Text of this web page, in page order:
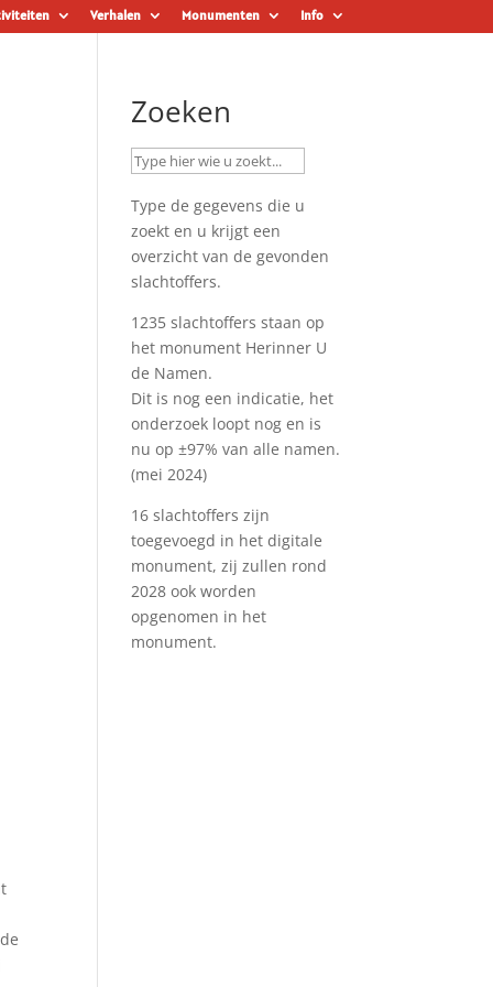
Verhalen Monumenten Info
Zoeken
Type de gegevens die u
zoekt en u krijgt een
overzicht van de gevonden
slachtoffers.
1235 slachtoffers staan op
het monument Herinner U
de Namen.
Dit is nog een indicatie, het
onderzoek loopt nog en is
nu op ±97% van alle namen.
(mei 2024)
16 slachtoffers zijn
toegevoegd in het digitale
monument, zij zullen rond
2028 ook worden
opgenomen in het
monument.